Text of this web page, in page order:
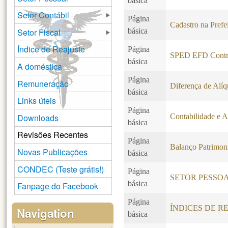
Página
básica
Cadastro na
Página
básica
SPED EFD
Página
básica
Diferença de
Página
básica
Contabilidade e
Página
básica
Balanço
Página
básica
SETOR
Página
básica
ÍNDICES DE
Setor Contábil
Setor Fiscal
Índice de Reajuste
A doméstica
Remuneração
Links úteis
Downloads
Revisões Recentes
Novas Publicações
CONDEC (Teste grátis!)
Fanpage do Facebook
Navigation